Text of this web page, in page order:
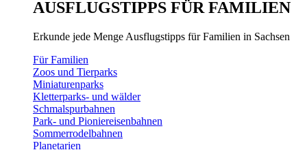
AUSFLUGSTIPPS FÜR FAMILIEN
Erkunde jede Menge Ausflugstipps für Familien in Sachsen
Für Familien
Zoos und Tierparks
Miniaturenparks
Kletterparks- und wälder
Schmalspurbahnen
Park- und Pioniereisenbahnen
Sommerrodelbahnen
Planetarien